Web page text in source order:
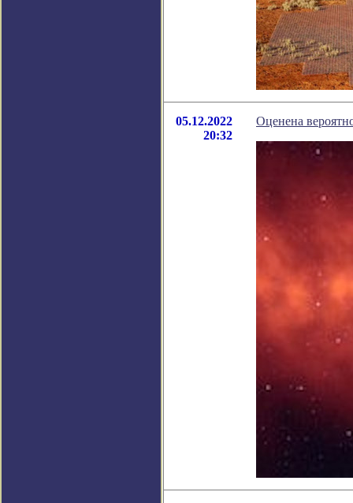
05.12.2022
20:32
Оценена